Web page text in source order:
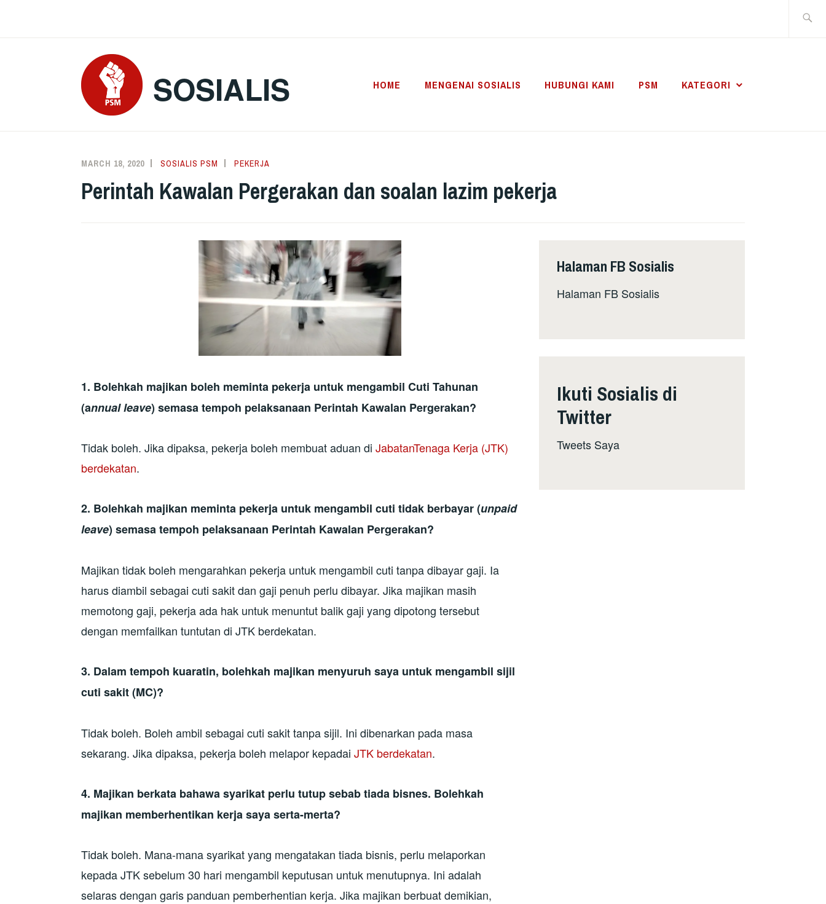
SOSIALIS HOME MENGENAI SOSIALIS HUBUNGI KAMI PSM KATEGORI
MARCH 18, 2020 SOSIALIS PSM PEKERJA
Perintah Kawalan Pergerakan dan soalan lazim pekerja
1. Bolehkah majikan boleh meminta pekerja untuk mengambil Cuti Tahunan
(annual leave) semasa tempoh pelaksanaan Perintah Kawalan Pergerakan?
Tidak boleh. Jika dipaksa, pekerja boleh membuat aduan di JabatanTenaga Kerja (JTK)
berdekatan.
2. Bolehkah majikan meminta pekerja untuk mengambil cuti tidak berbayar (unpaid
leave) semasa tempoh pelaksanaan Perintah Kawalan Pergerakan?
Majikan tidak boleh mengarahkan pekerja untuk mengambil cuti tanpa dibayar gaji. Ia
harus diambil sebagai cuti sakit dan gaji penuh perlu dibayar. Jika majikan masih
memotong gaji, pekerja ada hak untuk menuntut balik gaji yang dipotong tersebut
dengan memfailkan tuntutan di JTK berdekatan.
3. Dalam tempoh kuaratin, bolehkah majikan menyuruh saya untuk mengambil sijil
cuti sakit (MC)?
Tidak boleh. Boleh ambil sebagai cuti sakit tanpa sijil. Ini dibenarkan pada masa
sekarang. Jika dipaksa, pekerja boleh melapor kepadai JTK berdekatan.
4. Majikan berkata bahawa syarikat perlu tutup sebab tiada bisnes. Bolehkah
majikan memberhentikan kerja saya serta-merta?
Tidak boleh. Mana-mana syarikat yang mengatakan tiada bisnis, perlu melaporkan
kepada JTK sebelum 30 hari mengambil keputusan untuk menutupnya. Ini adalah
selaras dengan garis panduan pemberhentian kerja. Jika majikan berbuat demikian,
Halaman FB Sosialis
Halaman FB Sosialis
Ikuti Sosialis di
Twitter
Tweets Saya